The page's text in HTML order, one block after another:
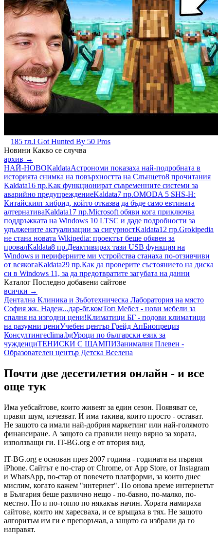
185 гл.I Got Hunted By 50 Pros
Новини Какво се случва
архив →
НАЙ-НОВОKaldataАстрономи показаха най-подробната в
историята снимка на повърхността на Слънцето8 прочитания
Kaldata16 пр.Kак функционират съвременните системи за
аварийно предупреждениеKaldata7 пр.OMODA 5 SHS-H:
Китайският хибрид, който отказва да бъде само евтината
алтернативаKaldata17 пр.Microsoft обяви кога приключва
поддръжката на Windows 10 LTSC и даде подробности за
удължените актуализации за сигурностKaldata12 пр.Grokipedia
не стана новата Wikipedia: проектът беше обявен за
провалKaldata8 пр.Деактивирах тази USB функция на
Windows и периферните ми устройства станаха по-отзивчиви
от всякогаKaldata29 пр.Как да проверите състоянието на диска
си в Windows 11, за да предотвратите загубата на данни
Каталог Последно добавени сайтове
всички →
Дентална Клиника и Зъботехническа Лаборатория на място
София жк. Надеж...дар-бг.комТоп Мебел - нови мебели за
спалня на изгодни цени!Климатици БГ - подови климатици
на разумни цениУчебен център Грейд АпБиопрециз
Консултингeclima.bgУроци по български език за
чужденциТЕНИСКИ С ЩАМПИЗанималня Плевен -
Образователен център Детска Вселена
Почти две десетилетия онлайн - и все
още тук
Има уебсайтове, които живеят за един сезон. Появяват се,
правят шум, изчезват. И има такива, които просто - остават.
Не защото са имали най-добрия маркетинг или най-голямото
финансиране. А защото са правили нещо вярно за хората,
използващи ги. IT-BG.org е от втория вид.
IT-BG.org е основан през 2007 година - годината на първия
iPhone. Сайтът е по-стар от Chrome, от App Store, от Instagram
и WhatsApp, по-стар от повечето платформи, за които днес
мислим, когато кажем "интернет". По онова време интернетът
в България беше различно нещо - по-бавно, по-малко, по-
местно. Но и по-топло по някакъв начин. Хората намираха
сайтове, които им харесваха, и се връщаха в тях. Не защото
алгоритъм им ги е препоръчал, а защото са избрали да го
направят.